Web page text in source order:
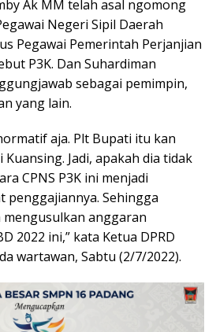
Ak MM telah asal ngomong
Negeri Sipil Daerah
Pegawai Pemerintah Perjanjian
P3K. Dan Suhardiman
sebagai pemimpin,
yang lain.
aja. Plt Bupati itu kan
Jadi, apakah dia tidak
CPNS P3K ini menjadi
penggajiannya. Sehingga
anggaran
2022 ini,” kata Ketua DPRD
wartawan, Sabtu (2/7/2022).